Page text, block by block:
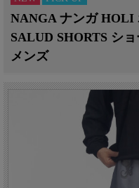
NANGA ナンガ HOLI
SALUD SHORTS シ
メンズ